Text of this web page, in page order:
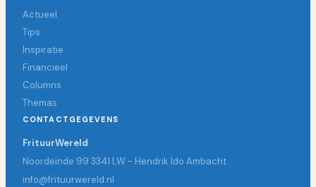
Actueel
Tips
Inspiratie
Financieel
Columns
Themas
CONTACTGEGEVENS
FrituurWereld
Noordeinde 99 3341 LW - Hendrik Ido Ambacht
info@frituurwereld.nl